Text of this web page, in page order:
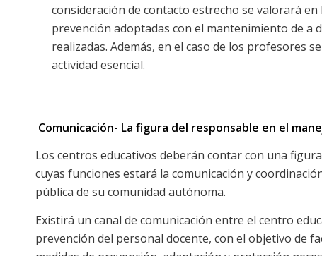
consideración de contacto estrecho se valorará
prevención adoptadas con el mantenimiento de a
realizadas. Además, en el caso de los profesores
actividad esencial.
Comunicación- La figura del responsable en el
Los centros educativos deberán contar con una
cuyas funciones estará la comunicación y
pública de su comunidad autónoma.
Existirá un canal de comunicación entre el centro
prevención del personal docente, con el objetivo de